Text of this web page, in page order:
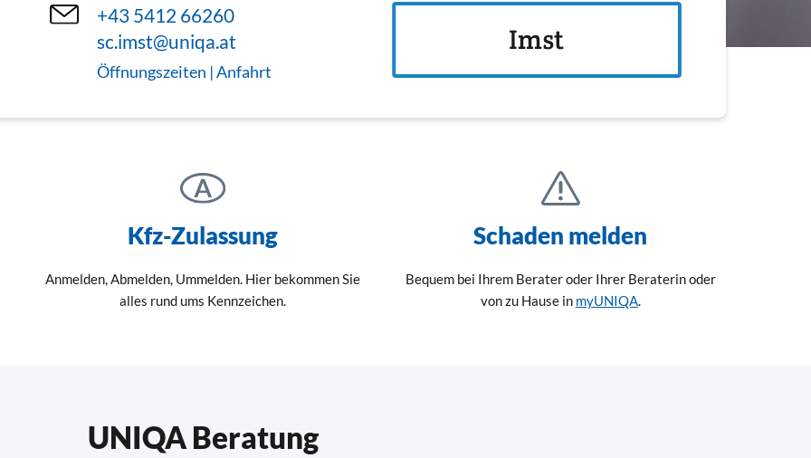
+43 5412 66260
sc.imst@uniqa.at
Öffnungszeiten | Anfahrt
Imst
Kfz-Zulassung
Anmelden, Abmelden, Ummelden. Hier bekommen Sie
alles rund ums Kennzeichen.
Schaden melden
Bequem bei Ihrem Berater oder Ihrer Beraterin oder
von zu Hause in myUNIQA.
UNIQA Beratung